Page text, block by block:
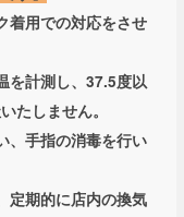
着用での対応をさせ
を計測し、37.5度以
たしません。
、手指の消毒を行い
定期的に店内の換気